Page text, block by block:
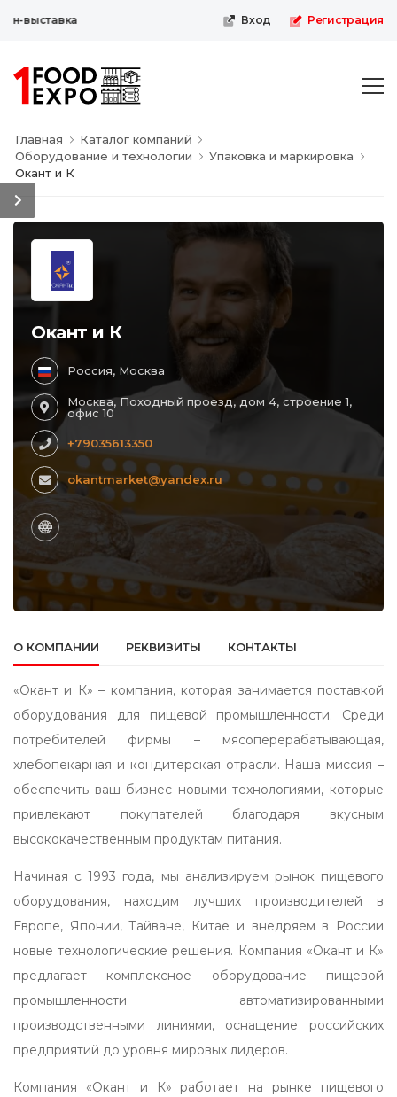
выставка Вход Регистрация
Главная
Каталог компаний
Оборудование и технологии
Упаковка и маркировка
Окант и К
Окант и К
Россия, Москва
Москва, Походный проезд, дом 4, строение 1,
офис 10
+79035613350
okantmarket@yandex.ru
О КОМПАНИИ РЕКВИЗИТЫ КОНТАКТЫ
«Окант и К» – компания, которая занимается поставкой
оборудования для пищевой промышленности. Среди
потребителей фирмы – мясоперерабатывающая,
хлебопекарная и кондитерская отрасли. Наша миссия –
обеспечить ваш бизнес новыми технологиями, которые
привлекают покупателей благодаря вкусным
высококачественным продуктам питания.
Начиная с 1993 года, мы анализируем рынок пищевого
оборудования, находим лучших производителей в
Европе, Японии, Тайване, Китае и внедряем в России
новые технологические решения. Компания «Окант и К»
предлагает комплексное оборудование пищевой
промышленности автоматизированными
производственными линиями, оснащение российских
предприятий до уровня мировых лидеров.
Компания «Окант и К» работает на рынке пищевого